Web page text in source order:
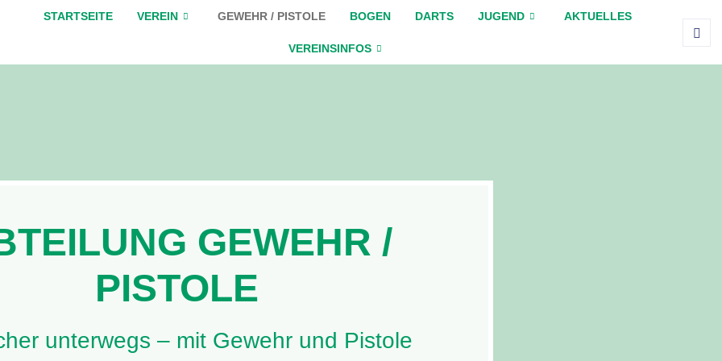
STARTSEITE VEREIN GEWEHR / PISTOLE BOGEN DARTS JUGEND AKTUELLES
VEREINSINFOS
GEWEHR /
PISTOLE
unterwegs – mit Gewehr und Pistole